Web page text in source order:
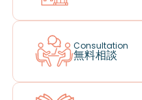
Consultation
無料相談